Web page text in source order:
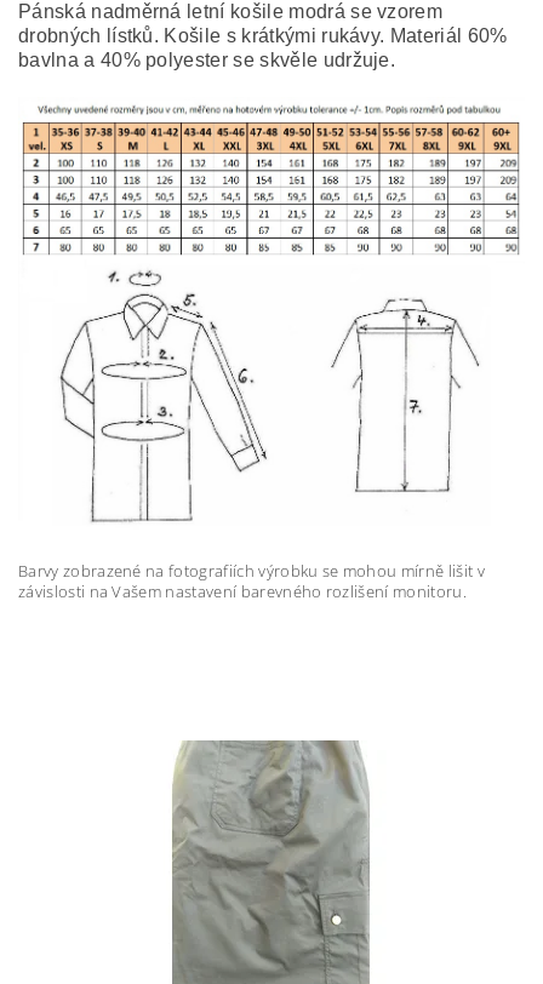
Pánská nadměrná letní košile modrá se vzorem
drobných lístků. Košile s krátkými rukávy. Materiál 60%
bavlna a 40% polyester se skvěle udržuje.
Barvy zobrazené na fotografiích výrobku se mohou mírně lišit v
závislosti na Vašem nastavení barevného rozlišení monitoru.